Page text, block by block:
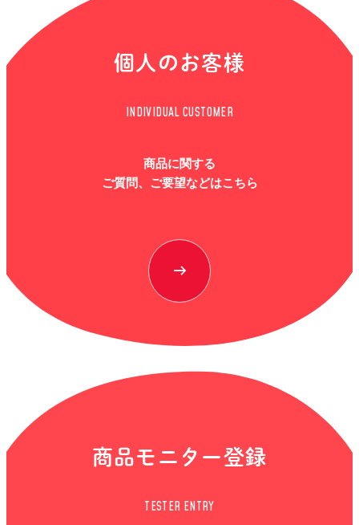
個人のお客様
INDIVIDUAL CUSTOMER
商品に関する
ご質問、ご要望などはこちら
商品モニター登録
TESTER ENTRY